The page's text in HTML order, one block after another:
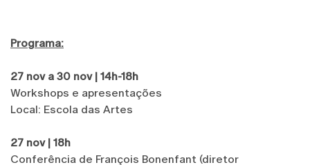
Programa:
27 nov a 30 nov | 14h-18h
Workshops e apresentações
Local: Escola das Artes
27 nov | 18h
Conferência de François Bonenfant (diretor